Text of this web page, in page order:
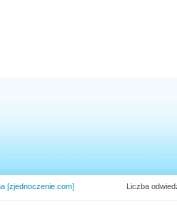
[zjednoczenie.com] Liczba